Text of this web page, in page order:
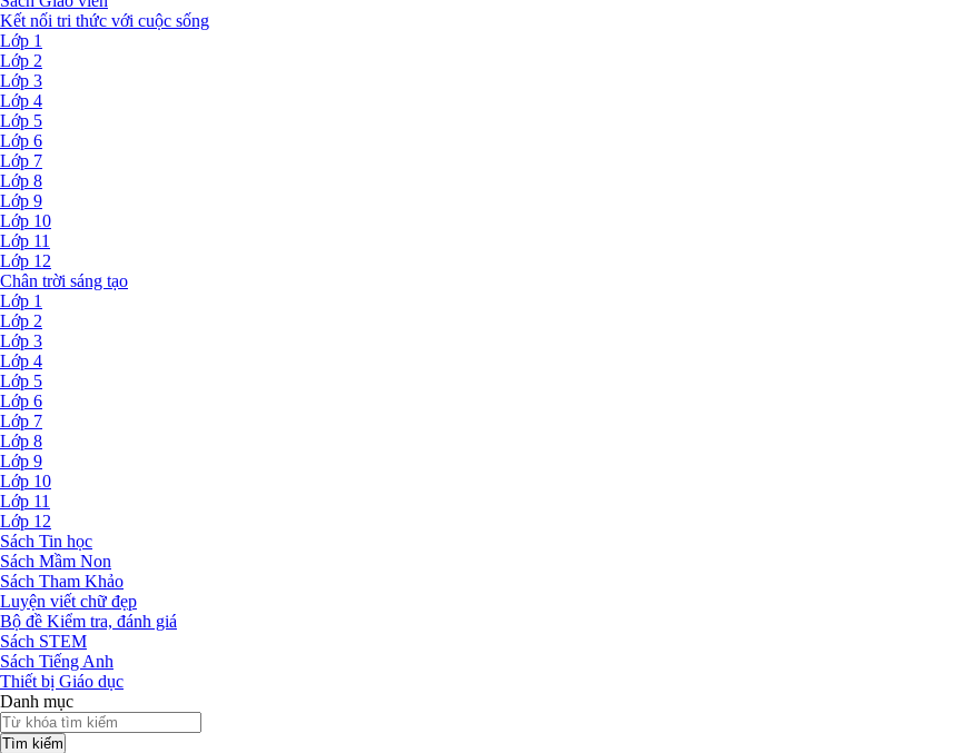
Kết nối tri thức với cuộc sống
Lớp 1
Lớp 2
Lớp 3
Lớp 4
Lớp 5
Lớp 6
Lớp 7
Lớp 8
Lớp 9
Lớp 10
Lớp 11
Lớp 12
Chân trời sáng tạo
Lớp 1
Lớp 2
Lớp 3
Lớp 4
Lớp 5
Lớp 6
Lớp 7
Lớp 8
Lớp 9
Lớp 10
Lớp 11
Lớp 12
Sách Tin học
Sách Mầm Non
Sách Tham Khảo
Luyện viết chữ đẹp
Bộ đề Kiểm tra, đánh giá
Sách STEM
Sách Tiếng Anh
Thiết bị Giáo dục
Danh mục
Tìm kiếm